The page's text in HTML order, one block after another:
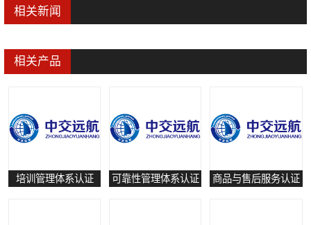
相关新闻
相关产品
培训管理体系认证 可靠性管理体系认证 商品与售后服务认证